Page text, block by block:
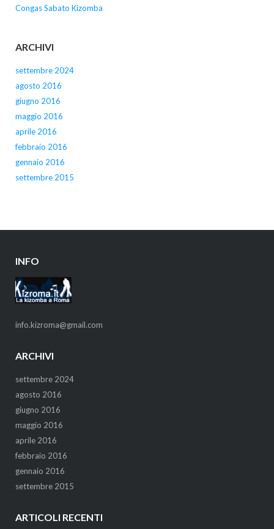
Congas Sabato Kizomba
ARCHIVI
settembre 2024
agosto 2016
giugno 2016
maggio 2016
aprile 2016
febbraio 2016
gennaio 2016
settembre 2015
INFO
info.kizroma@gmail.com
ARCHIVI
settembre 2024
agosto 2016
giugno 2016
maggio 2016
aprile 2016
febbraio 2016
gennaio 2016
settembre 2015
ARTICOLI RECENTI